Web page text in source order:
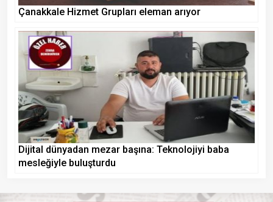
Çanakkale Hizmet Grupları eleman arıyor
Dijital dünyadan mezar başına: Teknolojiyi baba
mesleğiyle buluşturdu